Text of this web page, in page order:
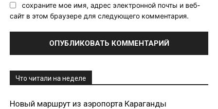
сохраните мое имя, адрес электронной почты и веб-
сайт в этом браузере для следующего комментария.
Что читали на неделе
Новый маршрут из аэропорта Караганды